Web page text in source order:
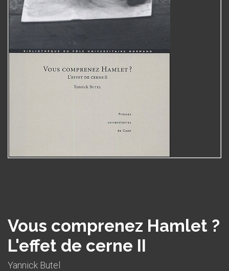
Vous comprenez Hamlet ?
L'effet de cerne II
Yannick Butel